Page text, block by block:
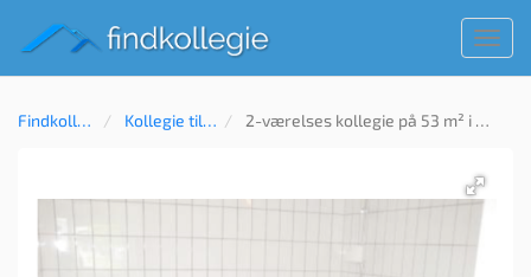
Findkollegie Kollegie til leje 2-værelses kollegie på 53 m² i Aalborg